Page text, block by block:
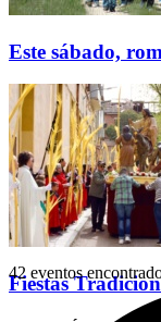
Este sábado,
Fiestas
42 eventos